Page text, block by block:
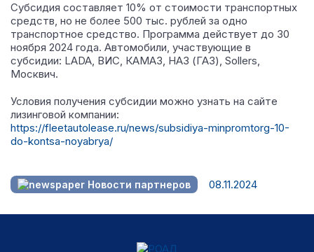
Субсидия составляет 10% от стоимости транспортных
средств, но не более 500 тыс. рублей за одно
транспортное средство. Программа действует до 30
ноября 2024 года. Автомобили, участвующие в
субсидии: LADA, ВИС, КАМАЗ, НАЗ (ГАЗ), Sollers,
Москвич.
Условия получения субсидии можно узнать на сайте
лизинговой компании:
https://fleetautolease.ru/news/subsidiya-minpromtorg-10-
do-kontsa-noyabrya/
Новости партнеров 08.11.2024